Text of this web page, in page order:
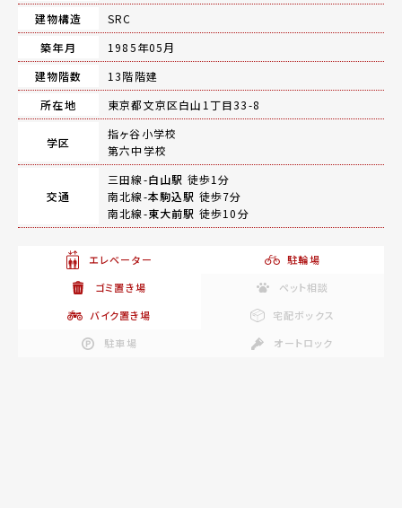
建物構造
SRC
築年月
1985年05月
建物階数
13階階建
所在地
東京都文京区白山1丁目33-8
学区
指ヶ谷小学校
第六中学校
交通
三田線-白山駅 徒歩1分
南北線-本駒込駅 徒歩7分
南北線-東大前駅 徒歩10分
エレベーター
駐輪場
ゴミ置き場
ペット相談
バイク置き場
宅配ボックス
駐車場
オートロック